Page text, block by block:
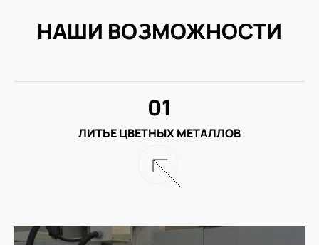
НАШИ ВОЗМОЖНОСТИ
ЛИТЬЕ ЦВЕТНЫХ МЕТАЛЛОВ
01